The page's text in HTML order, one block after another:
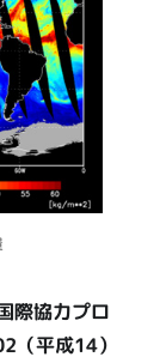
際協力プロ
（平成14）